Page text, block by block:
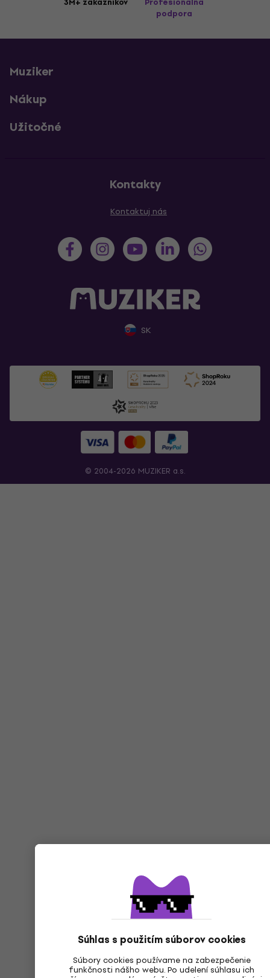
Súhlas s použitím súborov cookies
Súbory cookies používame na zabezpečenie
funkčnosti nášho webu. Po udelení súhlasu ich
podpora
Muziker
Nákup
Užitočné
Kontakty
Kontaktuj nás
SK
© 2004-2026 MUZIKER a.s.